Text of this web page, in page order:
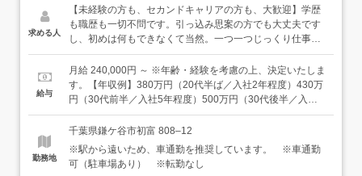
ら丁寧にお教えしていきます。もちろん先輩にも得意・不
得意があるため、作業内容によって得意な人が教えるよう
にしていて、自然とみんなと打ち解けていけますし、わか
い。★自社工場内での製造なので、急な現場対応はなく
「全て日勤」での勤務です。★仕事に必要な資格は入社後
に会社の全額支援で取得していただけます。★鉄骨の移動
求める人
【未経験の方も、セカンドキャリアの方も、大歓迎】学歴
も職歴も一切不問です。引っ込み思案の方でも大丈夫です
し、初めは何もできなくて当然。一つ一つじっくり仕事を
覚えていっていただければ大丈夫なので、安心してくださ
い。<必須>・ありません＜歓迎＞・コツコツ仕事に取り組
める方・モノをつくるのが好きな方・もちろん、組立、製
作、溶接などのご経験がある方、大歓迎です（年齢一切不
動車運転免許・溶接免許・鉄骨製作管理技術者・UT検査技
体験入社にいらして、実際に触れてみてください。
給与
月給 240,000円 ～ ※年齢・経験を考慮の上、決定いたしま
す。【年収例】380万円（20代半ば／入社2年程度）430万
円（30代前半／入社5年程度）500万円（30代後半／入社8
年程度）★いきなり正社員は自信がない…という方はパー
ト勤務から始めることも可能です。（時給1,400円～）・1
日4時間以上・週3日以上、勤務時間や日数は調整可能で
す。お気軽にご相談ください。・もちろん、ご希望に応じ
て正社員登用も可能です。
勤務地
千葉県鎌ケ谷市初富 808–12
※駅から遠いため、車通勤を推奨しています。 ※車通勤
可（駐車場あり） ※転勤なし